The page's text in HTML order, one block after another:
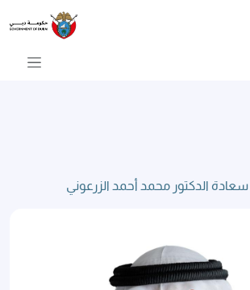
محمد أحمد الزرعوني
سعادة الدكتور محمد أحمد الزرعوني